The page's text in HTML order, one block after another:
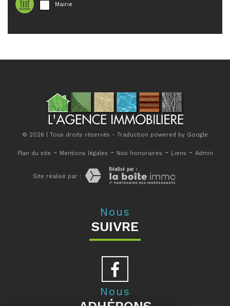
Mairie
© 2026 | Tous droits réservés - Traduction powered by Google
Plan du site - Mentions légales - Nos honoraires - Liens - Admin
Site réalisé par :
Nous
SUIVRE
Nous